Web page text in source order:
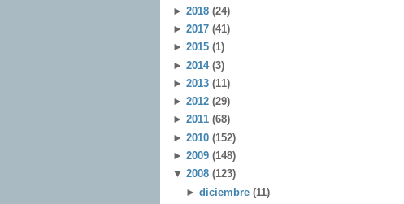
► 2018 (24)
► 2017 (41)
► 2015 (1)
► 2014 (3)
► 2013 (11)
► 2012 (29)
► 2011 (68)
► 2010 (152)
► 2009 (148)
▼ 2008 (123)
► diciembre (11)